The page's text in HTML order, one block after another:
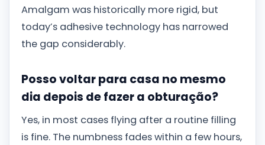
Amalgam was historically more rigid, but
today’s adhesive technology has narrowed
the gap considerably.
Posso voltar para casa no mesmo
dia depois de fazer a obturação?
Yes, in most cases flying after a routine filling
is fine. The numbness fades within a few hours,